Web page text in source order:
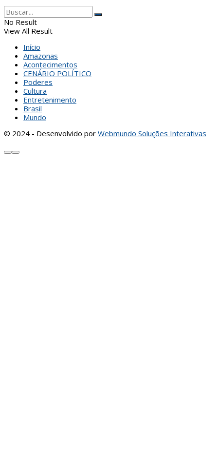
No Result
View All Result
Início
Amazonas
Acontecimentos
CENÁRIO POLÍTICO
Poderes
Cultura
Entretenimento
Brasil
Mundo
© 2024 - Desenvolvido por Webmundo Soluções Interativas